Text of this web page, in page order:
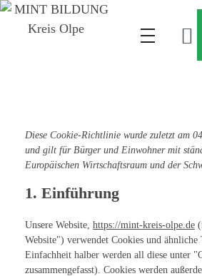
Diese Cookie-Richtlinie wurde zuletzt am
und gilt für Bürger und Einwohner mit
Europäischen Wirtschaftsraum und der
1. Einführung
Unsere Website, https://mint-kreis-olpe.de
Website") verwendet Cookies und ähnliche
Einfachheit halber werden all diese unter
zusammengefasst). Cookies werden